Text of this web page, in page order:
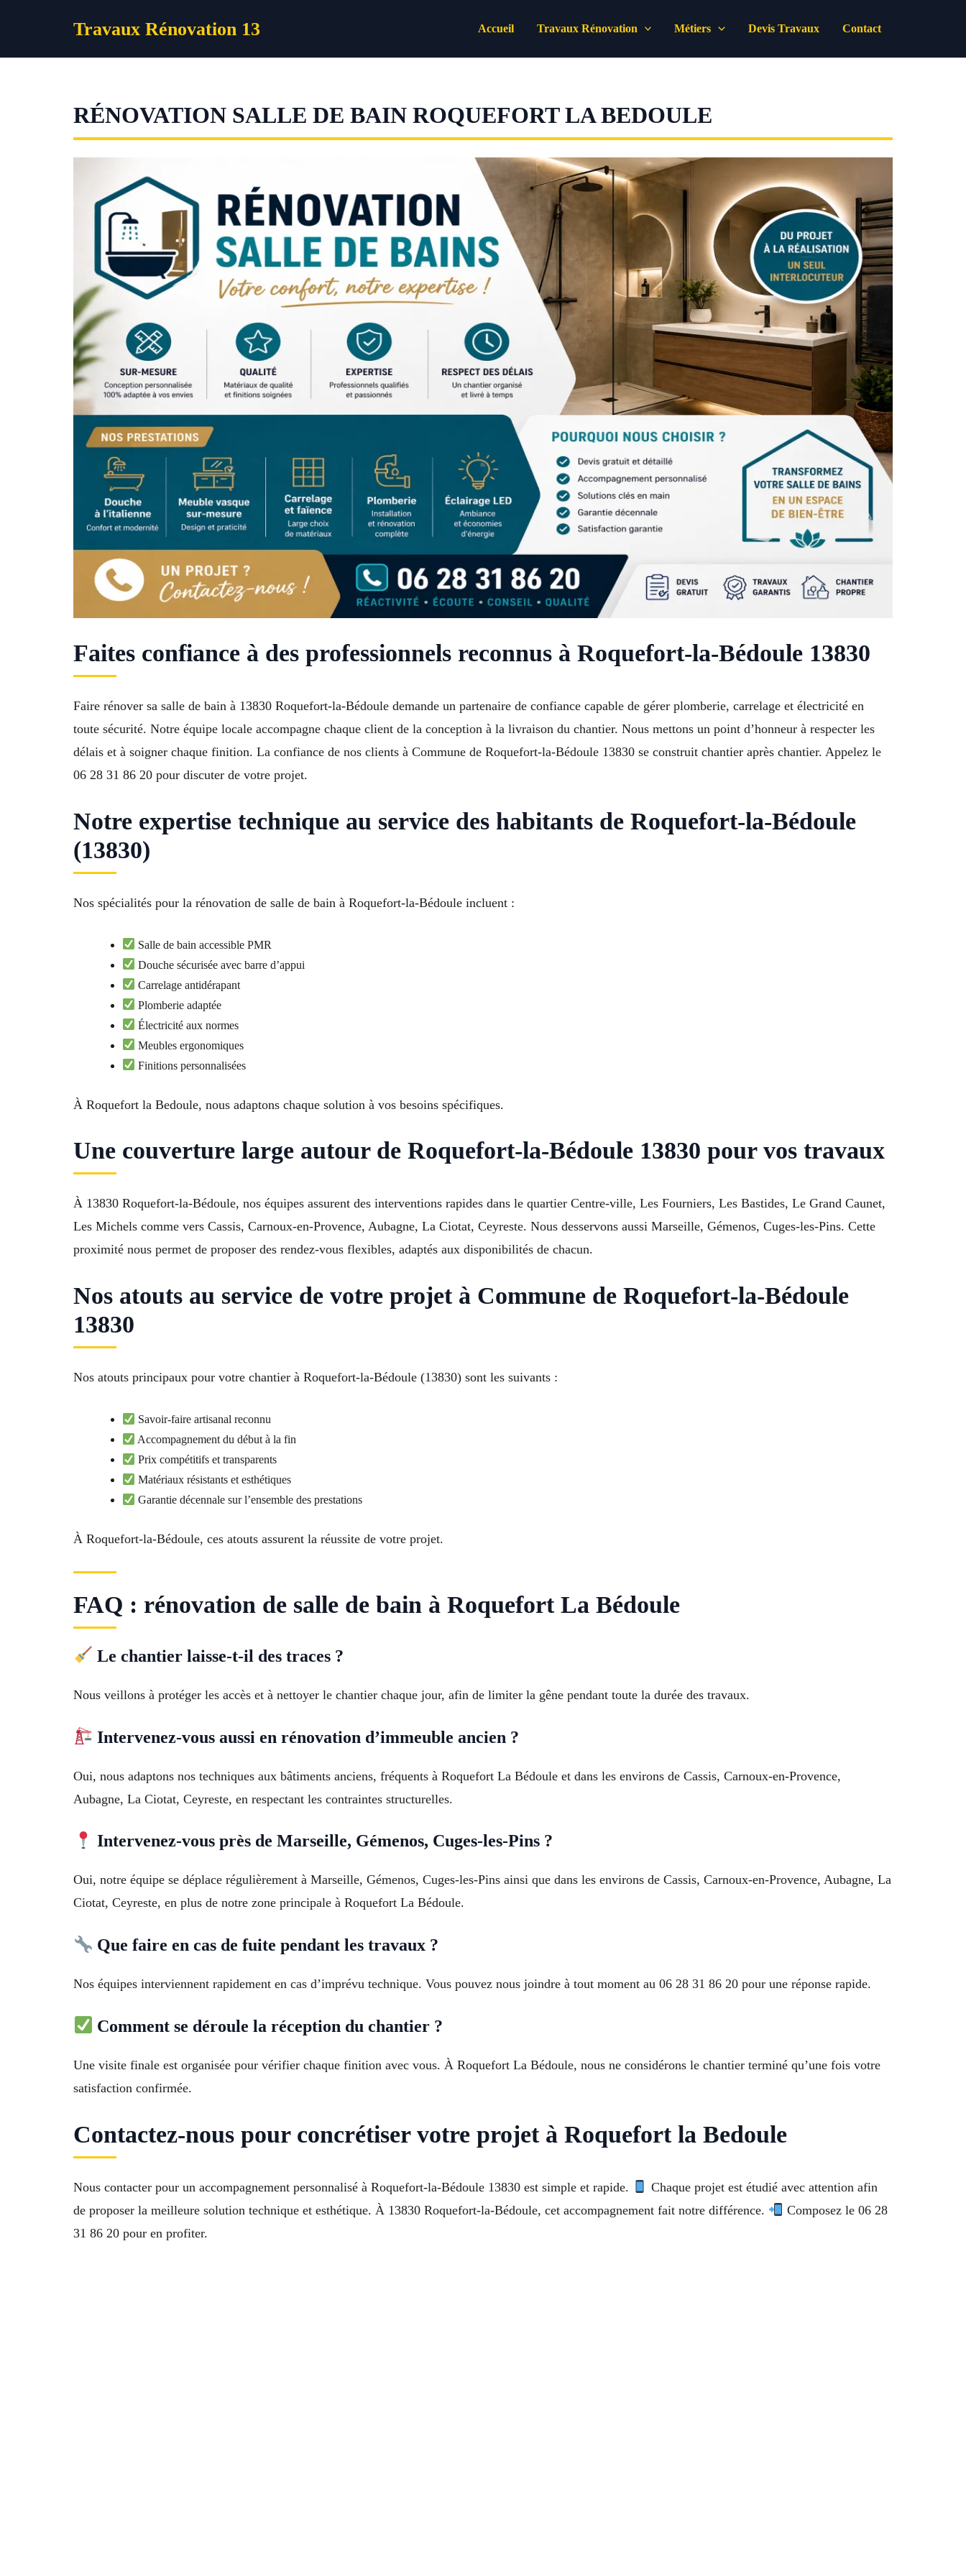
Travaux Rénovation 13 Accueil Travaux Rénovation Métiers Devis Travaux Contact
RÉNOVATION SALLE DE BAIN ROQUEFORT LA BEDOULE
Faites confiance à des professionnels reconnus à Roquefort-la-Bédoule 13830
Faire rénover sa salle de bain à 13830 Roquefort-la-Bédoule demande un partenaire de confiance capable de gérer plomberie, carrelage et électricité en
toute sécurité. Notre équipe locale accompagne chaque client de la conception à la livraison du chantier. Nous mettons un point d’honneur à respecter les
délais et à soigner chaque finition. La confiance de nos clients à Commune de Roquefort-la-Bédoule 13830 se construit chantier après chantier. Appelez le
06 28 31 86 20 pour discuter de votre projet.
Notre expertise technique au service des habitants de Roquefort-la-Bédoule
(13830)
Nos spécialités pour la rénovation de salle de bain à Roquefort-la-Bédoule incluent :
Salle de bain accessible PMR
Douche sécurisée avec barre d’appui
Carrelage antidérapant
Plomberie adaptée
Électricité aux normes
Meubles ergonomiques
Finitions personnalisées
À Roquefort la Bedoule, nous adaptons chaque solution à vos besoins spécifiques.
Une couverture large autour de Roquefort-la-Bédoule 13830 pour vos travaux
À 13830 Roquefort-la-Bédoule, nos équipes assurent des interventions rapides dans le quartier Centre-ville, Les Fourniers, Les Bastides, Le Grand Caunet,
Les Michels comme vers Cassis, Carnoux-en-Provence, Aubagne, La Ciotat, Ceyreste. Nous desservons aussi Marseille, Gémenos, Cuges-les-Pins. Cette
proximité nous permet de proposer des rendez-vous flexibles, adaptés aux disponibilités de chacun.
Nos atouts au service de votre projet à Commune de Roquefort-la-Bédoule
13830
Nos atouts principaux pour votre chantier à Roquefort-la-Bédoule (13830) sont les suivants :
Savoir-faire artisanal reconnu
Accompagnement du début à la fin
Prix compétitifs et transparents
Matériaux résistants et esthétiques
Garantie décennale sur l’ensemble des prestations
À Roquefort-la-Bédoule, ces atouts assurent la réussite de votre projet.
FAQ : rénovation de salle de bain à Roquefort La Bédoule
Le chantier laisse-t-il des traces ?
Nous veillons à protéger les accès et à nettoyer le chantier chaque jour, afin de limiter la gêne pendant toute la durée des travaux.
Intervenez-vous aussi en rénovation d’immeuble ancien ?
Oui, nous adaptons nos techniques aux bâtiments anciens, fréquents à Roquefort La Bédoule et dans les environs de Cassis, Carnoux-en-Provence,
Aubagne, La Ciotat, Ceyreste, en respectant les contraintes structurelles.
Intervenez-vous près de Marseille, Gémenos, Cuges-les-Pins ?
Oui, notre équipe se déplace régulièrement à Marseille, Gémenos, Cuges-les-Pins ainsi que dans les environs de Cassis, Carnoux-en-Provence, Aubagne, La
Ciotat, Ceyreste, en plus de notre zone principale à Roquefort La Bédoule.
Que faire en cas de fuite pendant les travaux ?
Nos équipes interviennent rapidement en cas d’imprévu technique. Vous pouvez nous joindre à tout moment au 06 28 31 86 20 pour une réponse rapide.
Comment se déroule la réception du chantier ?
Une visite finale est organisée pour vérifier chaque finition avec vous. À Roquefort La Bédoule, nous ne considérons le chantier terminé qu’une fois votre
satisfaction confirmée.
Contactez-nous pour concrétiser votre projet à Roquefort la Bedoule
Nous contacter pour un accompagnement personnalisé à Roquefort-la-Bédoule 13830 est simple et rapide.
Chaque projet est étudié avec attention afin
de proposer la meilleure solution technique et esthétique. À 13830 Roquefort-la-Bédoule, cet accompagnement fait notre différence.
Composez le 06 28
31 86 20 pour en profiter.